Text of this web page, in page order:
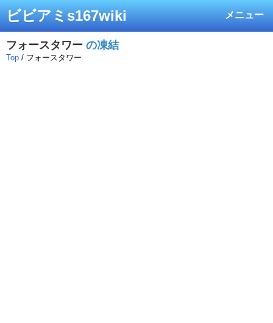
メニュー
ビビアミs167wiki
フォースタワー の凍結
Top / フォースタワー